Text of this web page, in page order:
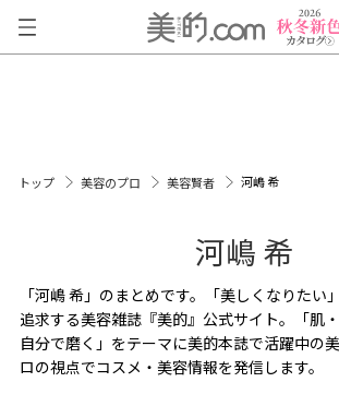
トップ 美容のプロ 美容賢者 河嶋 希
河嶋 希
「河嶋 希」のまとめです。「美しくなりたい
追求する美容雑誌『美的』公式サイト。「肌
自分で磨く」をテーマに美的本誌で活躍中の
ロの視点でコスメ・美容情報を発信します。